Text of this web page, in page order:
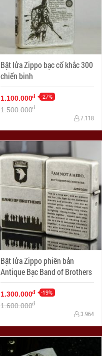
Bật lửa Zippo bạc cổ khắc 300
chiến binh
1.100.000đ -27%
1.500.000đ
7.118
Bật lửa Zippo phiên bản
Antique Bạc Band of Brothers
1.300.000đ -19%
1.600.000đ
3.964